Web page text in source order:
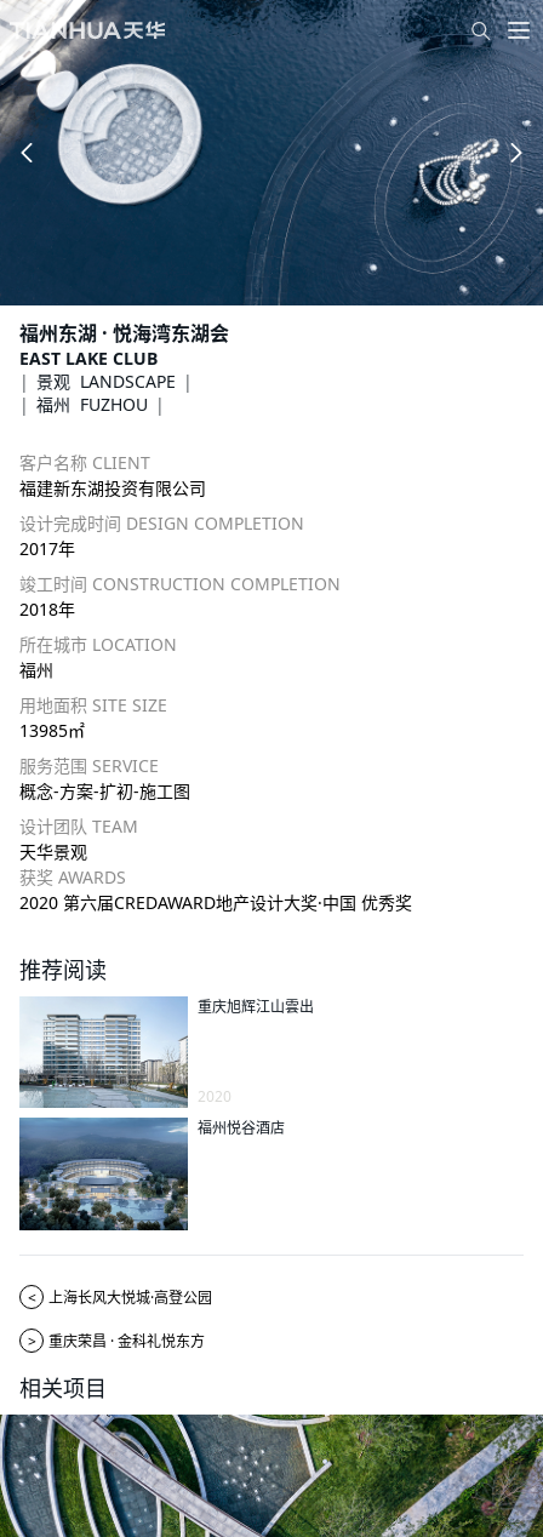
福州东湖 · 悦海湾东湖会
EAST LAKE CLUB
景观 LANDSCAPE
福州 FUZHOU
客户名称 CLIENT
福建新东湖投资有限公司
设计完成时间 DESIGN COMPLETION
2017年
竣工时间 CONSTRUCTION COMPLETION
2018年
所在城市 LOCATION
福州
用地面积 SITE SIZE
13985㎡
服务范围 SERVICE
概念-方案-扩初-施工图
设计团队 TEAM
天华景观
获奖 AWARDS
2020 第六届CREDAWARD地产设计大奖·中国 优秀奖
推荐阅读
重庆旭辉江山雲出
2020
福州悦谷酒店
< 上海长风大悦城·高登公园
> 重庆荣昌 · 金科礼悦东方
相关项目